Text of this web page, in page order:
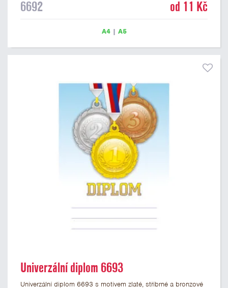
formátu A4 a A5. Tento univerzální diplom je vhodný pro
motivem pohárů má gramáž 250 g/m2.
6692 od 11 Kč
A4| A5
Univerzální diplom 6693
Univerzální diplom 6693 s motivem zlaté, stříbrné a bronzové